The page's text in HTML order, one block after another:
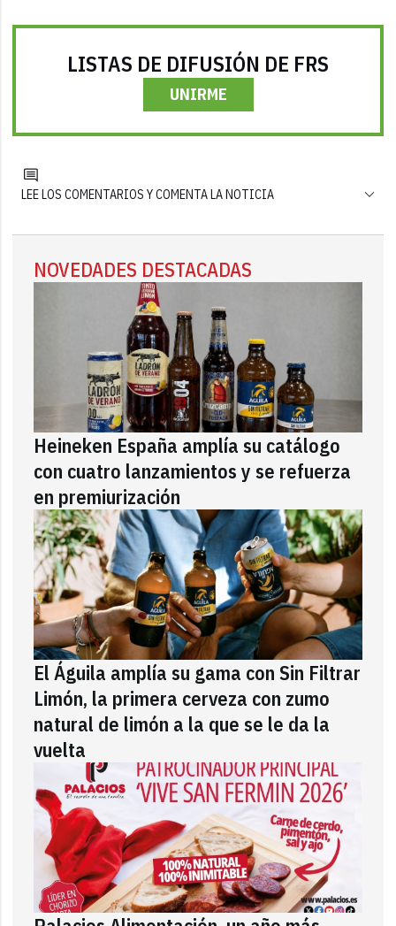
LISTAS DE DIFUSIÓN DE FRS
UNIRME
LEE LOS COMENTARIOS Y COMENTA LA NOTICIA
NOVEDADES DESTACADAS
Heineken España amplía su catálogo
con cuatro lanzamientos y se refuerza
en premiurización
El Águila amplía su gama con Sin Filtrar
Limón, la primera cerveza con zumo
natural de limón a la que se le da la
vuelta